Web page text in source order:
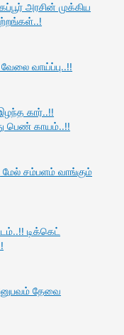
அரசின் முக்கிய
வேலை வாய்ப்பு..!!
கார்..!!
பெண் காயம்..!!
மேல் சம்பளம் வாங்கும்
டிக்கெட்
தேவை